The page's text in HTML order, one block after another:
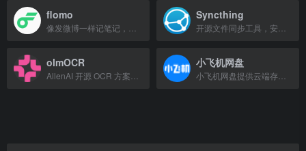
flomo Syncthing
olmOCR 小飞机网盘